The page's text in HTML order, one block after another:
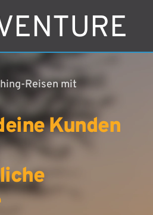
Reisen mit
Kunden